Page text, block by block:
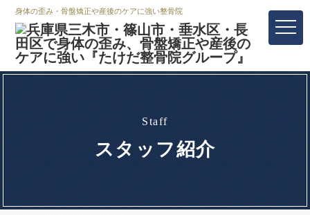
身体の歪み・骨盤矯正や産後のケアに強い整骨院
staff
スタッフ紹介